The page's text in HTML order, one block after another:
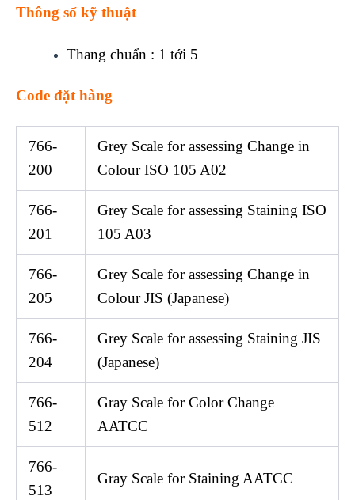
Thông số kỹ thuật
Thang chuẩn : 1 tới 5
Code đặt hàng
766-
200
Grey Scale for assessing Change in
Colour ISO 105 A02
766-
201
Grey Scale for assessing Staining ISO
105 A03
766-
205
Grey Scale for assessing Change in
Colour JIS (Japanese)
766-
204
Grey Scale for assessing Staining JIS
(Japanese)
766-
512
Gray Scale for Color Change
AATCC
766-
513
Gray Scale for Staining AATCC